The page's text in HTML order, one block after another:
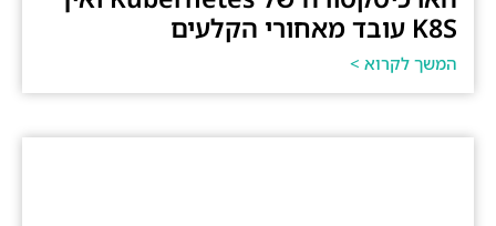
K8S עובד מאחורי הקלעים
המשך לקרוא >